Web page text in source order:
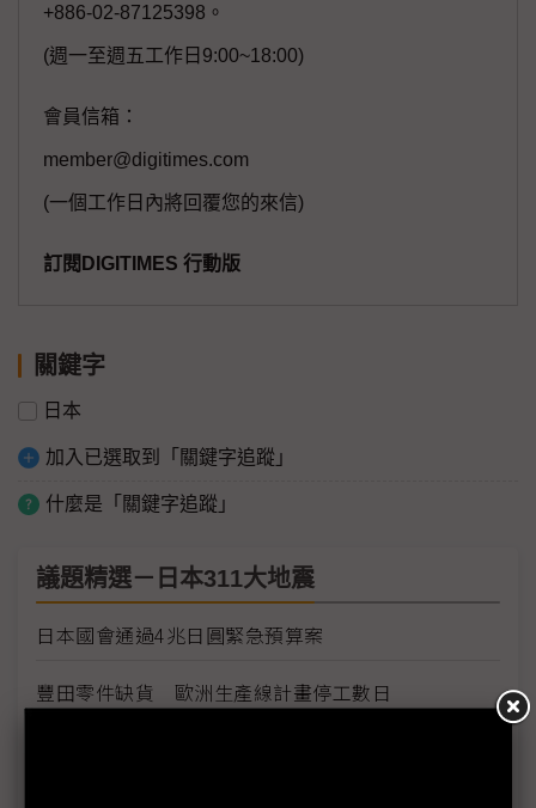
+886-02-87125398。
(週一至週五工作日9:00~18:00)
會員信箱：
member@digitimes.com
(一個工作日內將回覆您的來信)
訂閱DIGITIMES 行動版
關鍵字
日本
加入已選取到「關鍵字追蹤」
什麼是「關鍵字追蹤」
議題精選－日本311大地震
日本國會通過4兆日圓緊急預算案
豐田零件缺貨 歐洲生產線計畫停工數日